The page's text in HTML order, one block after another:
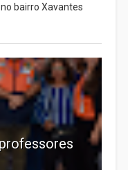
bairro Xavantes